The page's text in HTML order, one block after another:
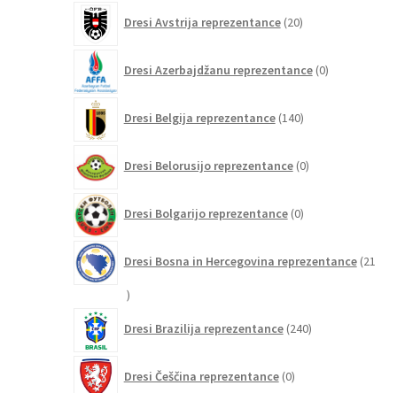
Dresi Avstrija reprezentance 20izdelkov
Dresi Azerbajdžanu reprezentance 0izdelkov
Dresi Belgija reprezentance 140izdelkov
Dresi Belorusijo reprezentance 0izdelkov
Dresi Bolgarijo reprezentance 0izdelkov
Dresi Bosna in Hercegovina reprezentance 21
21
Dresi Brazilija reprezentance 240izdelkov
Dresi Češčina reprezentance 0izdelkov